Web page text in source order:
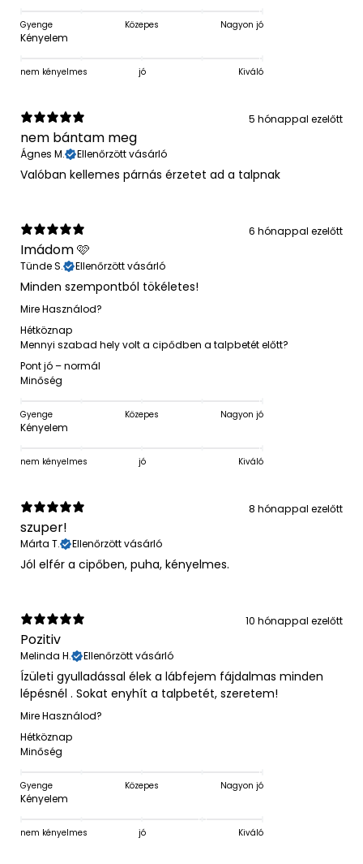
Gyenge Közepes Nagyon jó
Kényelem
nem kényelmes jó Kiváló
5 hónappal ezelőtt
nem bántam meg
Ágnes M. Ellenőrzött vásárló
Valóban kellemes párnás érzetet ad a talpnak
6 hónappal ezelőtt
Imádom 🩷
Tünde S. Ellenőrzött vásárló
Minden szempontból tökéletes!
Mire Használod?
Hétköznap
Mennyi szabad hely volt a cipődben a talpbetét előtt?
Pont jó – normál
Minőség
Gyenge Közepes Nagyon jó
Kényelem
nem kényelmes jó Kiváló
8 hónappal ezelőtt
szuper!
Márta T. Ellenőrzött vásárló
Jól elfér a cipőben, puha, kényelmes.
10 hónappal ezelőtt
Pozitiv
Melinda H. Ellenőrzött vásárló
Ízületi gyulladással élek a lábfejem fájdalmas minden
lépésnél . Sokat enyhít a talpbetét, szeretem!
Mire Használod?
Hétköznap
Minőség
Gyenge Közepes Nagyon jó
Kényelem
nem kényelmes jó Kiváló